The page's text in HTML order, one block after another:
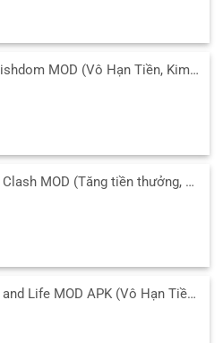
Tải game Fishdom MOD (Vô Hạn Tiền, Kim Cương) 9.9.8.0 APK
Tải Fishing Clash MOD (Tăng tiền thưởng, Tự động câu) 1.0.486 APK
Tải Fishing and Life MOD APK (Vô Hạn Tiền) v0.0.297 cho Android